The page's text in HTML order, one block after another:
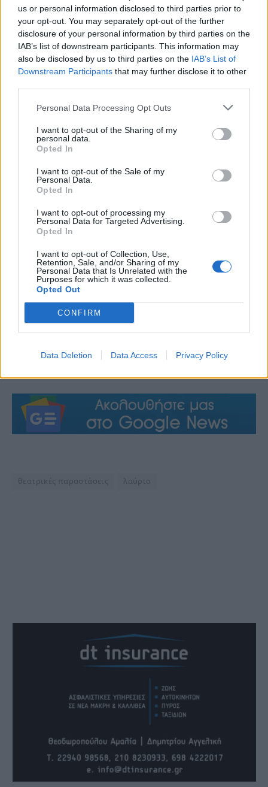
us or personal information disclosed to third parties prior to
your opt-out. You may separately opt-out of the further
disclosure of your personal information by third parties on the
IAB’s list of downstream participants. This information may
also be disclosed by us to third parties on the IAB’s List of
Downstream Participants that may further disclose it to other
Personal Data Processing Opt Outs
I want to opt-out of the Sharing of my
personal data.
Opted In
I want to opt-out of the Sale of my
Personal Data.
Opted In
I want to opt-out of processing my
Personal Data for Targeted Advertising.
Opted In
I want to opt-out of Collection, Use,
Retention, Sale, and/or Sharing of my
Personal Data that Is Unrelated with the
Purposes for which it was collected.
Opted Out
CONFIRM
Data Deletion Data Access Privacy Policy
Δήμου Λαυρεωτικής.
«Η δε γυνή να φοβήται τον άνδρα» του Γιώργου
Τζαβέλλα.
* Το «Η δε γυνή να φοβήται τον άνδρα» είναι μια
αισθηματική κωμωδία του Γιώργου Τζαβέλλα που
διαδραματίζεται στην μεταλλασσόμενη Αθήνα του
1960. Εστιάζει στα προβλήματα της μικροαστικής
τάξης, τα προβλήματα της καθημερινότητας αλλά
και των ανθρώπινων σχέσεων.
θεατρικές παραστάσεις λαύριο